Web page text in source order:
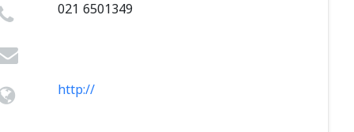
021 6501349
http://